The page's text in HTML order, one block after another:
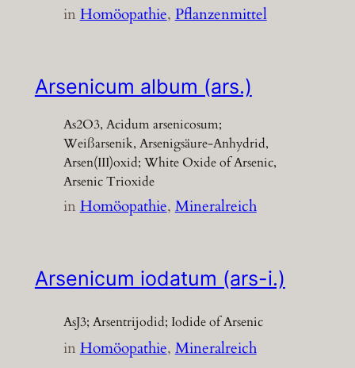
inHomöopathie, Pflanzenmittel
Arsenicum album (ars.)
As2O3, Acidum arsenicosum;
Weißarsenik, Arsenigsäure-Anhydrid,
Arsen(III)oxid; White Oxide of Arsenic,
Arsenic Trioxide
inHomöopathie, Mineralreich
Arsenicum iodatum (ars-i.)
AsJ3; Arsentrijodid; Iodide of Arsenic
inHomöopathie, Mineralreich